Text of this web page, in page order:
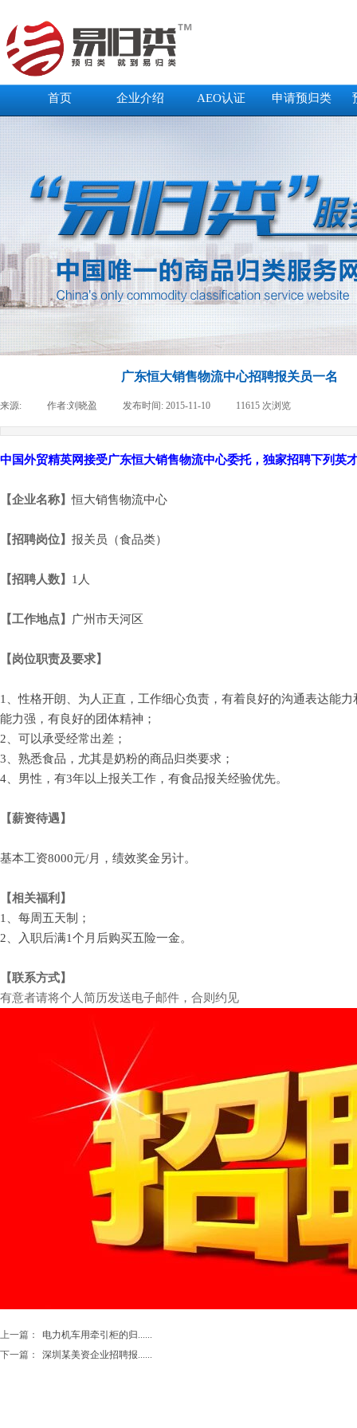
首页 企业介绍 AEO认证 申请预归类
广东恒大销售物流中心招聘报关员一名
来源: 作者:刘晓盈 发布时间: 2015-11-10 11615 次浏览
中国外贸精英网接受广东恒大销售物流中心委托，独家招聘下列英
【企业名称】恒大销售物流中心
【招聘岗位】 报关员（食品类）
【招聘人数】 1人
【工作地点】 广州市天河区
【岗位职责及要求】
1、性格开朗、为人正直，工作细心负责，有着良好的沟通表达能
能力强，有良好的团体精神；
2、可以承受经常出差；
3、熟悉食品，尤其是奶粉的商品归类要求；
4、男性，有3年以上报关工作，有食品报关经验优先。
【薪资待遇】
基本工资8000元/月，绩效奖金另计。
【相关福利】
1、每周五天制；
2、入职后满1个月后购买五险一金。
【联系方式】
有意者请将个人简历发送电子邮件，合则约见
上一篇：
电力机车用牵引柜的归......
下一篇：
深圳某美资企业招聘报......